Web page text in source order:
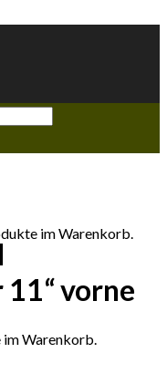
im Warenkorb.
Warenkorb.
vorne